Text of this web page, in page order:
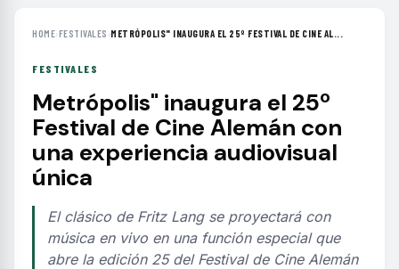
HOME›FESTIVALES ›METRÓPOLIS" INAUGURA EL 25º FESTIVAL DE CINE AL...
FESTIVALES
Metrópolis" inaugura el 25º
Festival de Cine Alemán con
una experiencia audiovisual
única
El clásico de Fritz Lang se proyectará con
música en vivo en una función especial que
abre la edición 25 del Festival de Cine Alemán